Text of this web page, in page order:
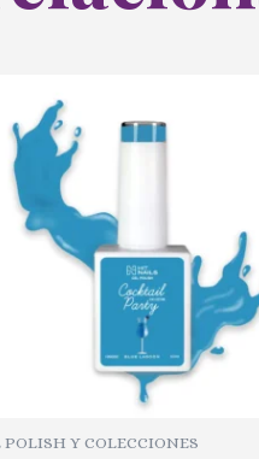
POLISH Y COLECCIONES